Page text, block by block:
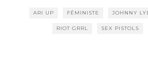
ARI UP FÉMINISTE JOHNNY
RIOT GRRL SEX PISTOLS